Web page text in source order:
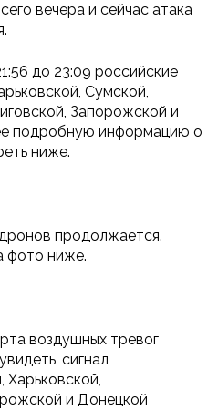
вечера и сейчас атака
до 23:09 российские
Сумской,
Запорожской и
подробную информацию о
ниже.
продолжается.
фото ниже.
воздушных тревог
сигнал
и Донецкой